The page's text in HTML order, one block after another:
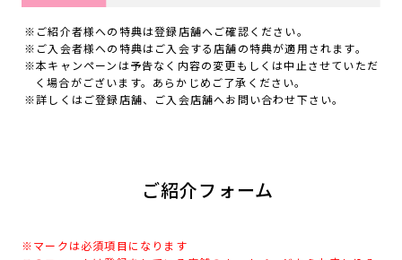
ご紹介者様への特典は登録店舗へご確認ください。
ご入会者様への特典はご入会する店舗の特典が適用されます。
本キャンペーンは予告なく内容の変更もしくは中止させていただ
く場合がございます。あらかじめご了承ください。
詳しくはご登録店舗、ご入会店舗へお問い合わせ下さい。
ご紹介フォーム
※マークは必須項目になります